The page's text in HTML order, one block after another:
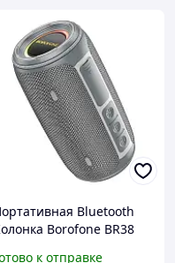
Bluetooth
Borofone BR38
к отправке